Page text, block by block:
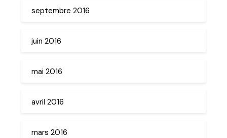
septembre 2016
juin 2016
mai 2016
avril 2016
mars 2016